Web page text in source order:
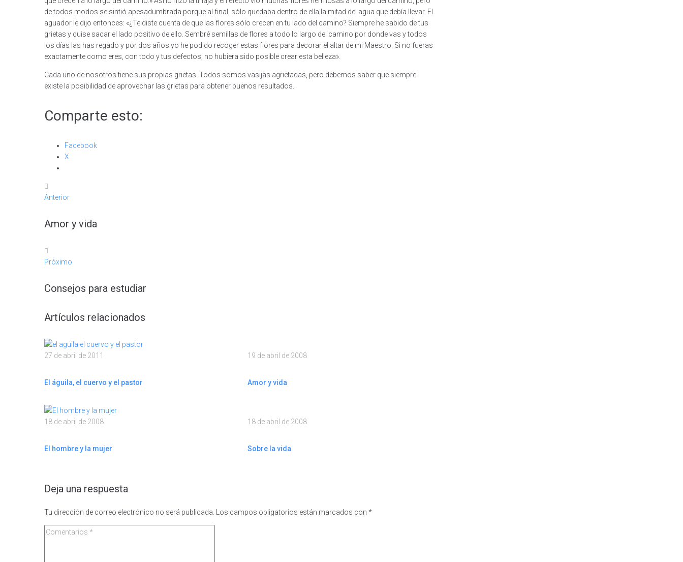
de todos modos se sintió apesadumbrada porque al final, sólo quedaba dentro de ella la mitad del agua que debía llevar. El
aguador le dijo entonces: «¿Te diste cuenta de que las flores sólo crecen en tu lado del camino? Siempre he sabido de tus
grietas y quise sacar el lado positivo de ello. Sembré semillas de flores a todo lo largo del camino por donde vas y todos
los días las has regado y por dos años yo he podido recoger estas flores para decorar el altar de mi Maestro. Si no fueras
exactamente como eres, con todo y tus defectos, no hubiera sido posible crear esta belleza».
Cada uno de nosotros tiene sus propias grietas. Todos somos vasijas agrietadas, pero debemos saber que siempre
existe la posibilidad de aprovechar las grietas para obtener buenos resultados.
Comparte esto:
Facebook
X
Navegación
de
entradas
Anterior
Anterior
Amor y vida
Próximo
Próximo
Consejos para estudiar
Artículos relacionados
27 de abril de 2011
El águila, el cuervo y el pastor
19 de abril de 2008
Amor y vida
18 de abril de 2008
El hombre y la mujer
18 de abril de 2008
Sobre la vida
Deja una respuesta
Tu dirección de correo electrónico no será publicada. Los campos obligatorios están marcados con *